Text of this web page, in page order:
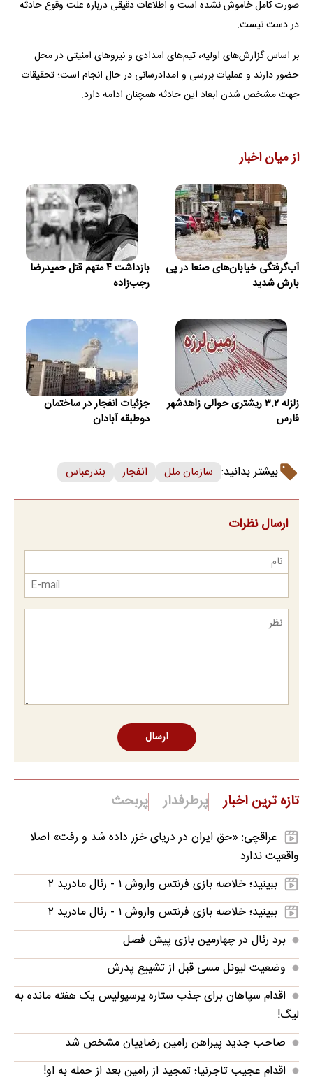
صورت کامل خاموش نشده است و اطلاعات دقیقی درباره علت وقوع حادثه
در دست نیست.
بر اساس گزارش‌های اولیه، تیم‌های امدادی و نیروهای امنیتی در محل
حضور دارند و عملیات بررسی و امدادرسانی در حال انجام است؛ تحقیقات
جهت مشخص شدن ابعاد این حادثه همچنان ادامه دارد.
از میان اخبار
آب‌گرفتگی خیابان‌های صنعا در پی
بارش شدید
بازداشت ۴ متهم قتل حمیدرضا
رجب‌زاده
زلزله ۳.۲ ریشتری حوالی زاهدشهر
فارس
جزئیات انفجار در ساختمان
دوطبقه آبادان
بیشتر بدانید: سازمان ملل انفجار بندرعباس
ارسال نظرات
ارسال
تازه ترین اخبار پرطرفدار پربحث
عراقچی: «حق ایران در دریای خزر داده شد و رفت» اصلا
واقعیت ندارد
ببینید؛ خلاصه بازی فرنتس واروش ۱ - رئال مادرید ۲
ببینید؛ خلاصه بازی فرنتس واروش ۱ - رئال مادرید ۲
برد رئال در چهارمین بازی پیش فصل
وضعیت لیونل مسی قبل از تشییع پدرش
اقدام سپاهان برای جذب ستاره پرسپولیس یک هفته مانده به
لیگ!
صاحب جدید پیراهن رامین رضاییان مشخص شد
اقدام عجیب تاجرنیا؛ تمجید از رامین بعد از حمله به او!